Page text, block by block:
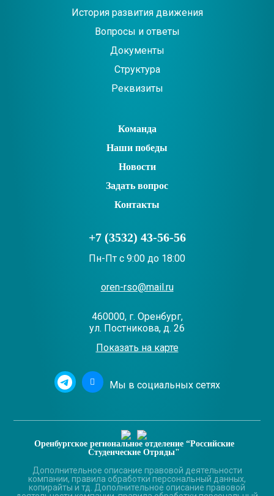
История развития движения
Вопросы и ответы
Документы
Структура
Реквизиты
Команда
Наши победы
Новости
Задать вопрос
Контакты
+7 (3532) 43-56-56
Пн-Пт с 9:00 до 18:00
oren-rso@mail.ru
460000, г. Оренбург,
ул. Постникова, д. 26
Показать на карте
Мы в социальных сетях
Оренбургское региональное отделение “Российские
Студенческие Отряды"
Дополнительное описание правовой деятельности
компании, правила обработки персональный данных,
копирайты и тд. Дополнительное описание правовой